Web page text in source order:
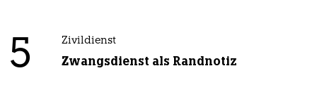
5 Zivildienst
Zwangsdienst als Randnotiz